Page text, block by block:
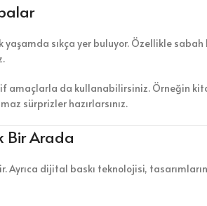
sıkça yer buluyor. Özellikle
amaçlarla da kullanabilirsiniz. Örneğin
sürprizler hazırlarsınız.
Bir Arada
dijital baskı teknolojisi,